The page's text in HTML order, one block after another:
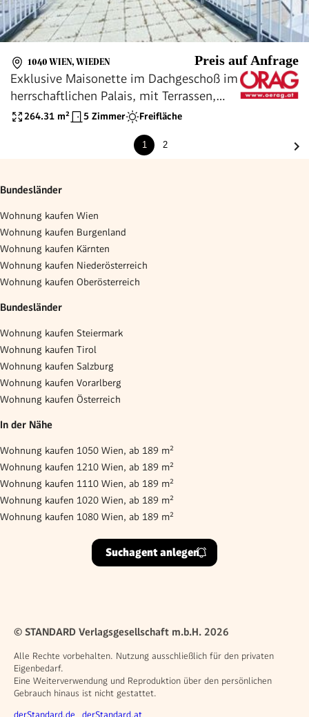
1040 WIEN, WIEDEN Preis auf Anfrage
Exklusive Maisonette im Dachgeschoß im
herrschaftlichen Palais, mit Terrassen,
Blick Richtung Karlskirche - zu kaufen in
264.31 m² 5 Zimmer Freifläche
1 2
Bundesländer
Wohnung kaufen Wien
Wohnung kaufen Burgenland
Wohnung kaufen Kärnten
Wohnung kaufen Niederösterreich
Wohnung kaufen Oberösterreich
Bundesländer
Wohnung kaufen Steiermark
Wohnung kaufen Tirol
Wohnung kaufen Salzburg
Wohnung kaufen Vorarlberg
Wohnung kaufen Österreich
In der Nähe
Wohnung kaufen 1050 Wien, ab 189 m²
Wohnung kaufen 1210 Wien, ab 189 m²
Wohnung kaufen 1110 Wien, ab 189 m²
Wohnung kaufen 1020 Wien, ab 189 m²
Wohnung kaufen 1080 Wien, ab 189 m²
Suchagent anlegen
© STANDARD Verlagsgesellschaft m.b.H. 2026
Alle Rechte vorbehalten. Nutzung ausschließlich für den privaten
Eigenbedarf.
Eine Weiterverwendung und Reproduktion über den persönlichen
Gebrauch hinaus ist nicht gestattet.
derStandard.de derStandard.at